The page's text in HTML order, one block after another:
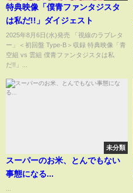
特典映像「僕青ファンタジスタ
は私だ!!」ダイジェスト
2025年8月6日(水)発売 「視線のラブレタ
ー」＜初回盤 Type-B＞収録 特典映像「青
空組 vs 雲組 僕青ファンタジスタは私
だ!!」...
未分類
スーパーのお米、とんでもない
事態になる...